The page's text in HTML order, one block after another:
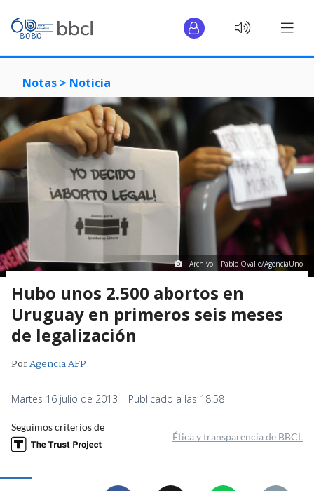
Notas > Noticia
Archivo | Pablo Ovalle/AgenciaUno
Hubo unos 2.500 abortos en
Uruguay en primeros seis meses
de legalización
PorAgencia AFP
Martes 16 julio de 2013 | Publicado a las 18:58
Seguimos criterios de
Ética y transparencia de BBCL